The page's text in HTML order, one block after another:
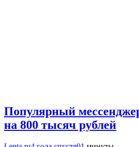
Популярный
на 800 тысяч рублей